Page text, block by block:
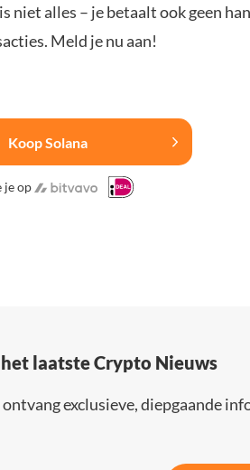
niet alles – je betaalt ook geen
Meld je nu aan!
Koop Solana
je op
laatste Crypto Nieuws
exclusieve, diepgaande